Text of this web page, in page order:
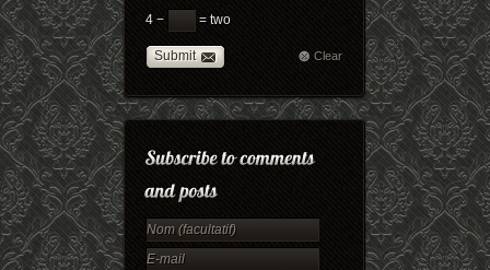
4 − = two
Submit Clear